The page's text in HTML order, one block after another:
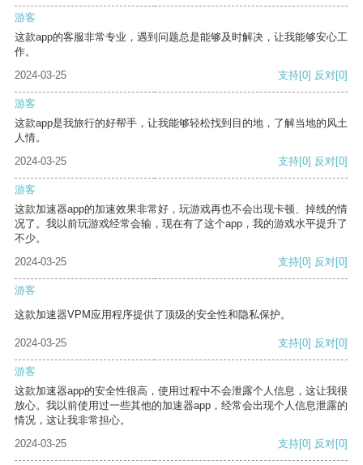
游客
这款app的客服非常专业，遇到问题总是能够及时解决，让我能够安心工
作。
2024-03-25
支持[0] 反对[0]
游客
这款app是我旅行的好帮手，让我能够轻松找到目的地，了解当地的风土
人情。
2024-03-25
支持[0] 反对[0]
游客
这款加速器app的加速效果非常好，玩游戏再也不会出现卡顿、掉线的情
况了。我以前玩游戏经常会输，现在有了这个app，我的游戏水平提升了
不少。
2024-03-25
支持[0] 反对[0]
游客
这款加速器VPM应用程序提供了顶级的安全性和隐私保护。
2024-03-25 支持[0] 反对[0]
游客
这款加速器app的安全性很高，使用过程中不会泄露个人信息，这让我很
放心。我以前使用过一些其他的加速器app，经常会出现个人信息泄露的
情况，这让我非常担心。
2024-03-25
支持[0] 反对[0]